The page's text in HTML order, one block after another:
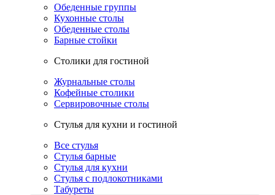
Обеденные группы
Кухонные столы
Обеденные столы
Барные стойки
Столики для гостиной
Журнальные столы
Кофейные столики
Сервировочные столы
Стулья для кухни и гостиной
Все стулья
Стулья барные
Стулья для кухни
Стулья с подлокотниками
Табуреты